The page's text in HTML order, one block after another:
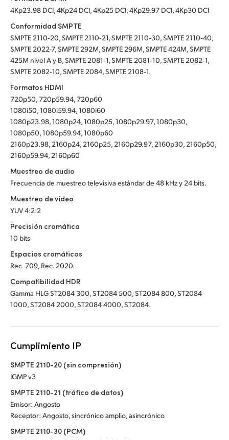
4Kp23.98 DCI, 4Kp24 DCI, 4Kp25 DCI, 4Kp29.97 DCI, 4Kp30 DCI
Conformidad SMPTE
SMPTE 2110‑20, SMPTE 2110‑21, SMPTE 2110‑30, SMPTE 2110‑40,
SMPTE 2022-7, SMPTE 292M, SMPTE 296M, SMPTE 424M, SMPTE
425M nivel A y B, SMPTE 2081‑1, SMPTE 2081‑10, SMPTE 2082‑1,
SMPTE 2082‑10, SMPTE 2084, SMPTE 2108‑1.
Formatos HDMI
720p50, 720p59.94, 720p60
1080i50, 1080i59.94, 1080i60
1080p23.98, 1080p24, 1080p25, 1080p29.97, 1080p30,
1080p50, 1080p59.94, 1080p60
2160p23.98, 2160p24, 2160p25, 2160p29.97, 2160p30, 2160p50,
2160p59.94, 2160p60
Muestreo de audio
Frecuencia de muestreo televisiva estándar de 48 kHz y 24 bits.
Muestreo de video
YUV 4:2:2
Precisión cromática
10 bits
Espacios cromáticos
Rec. 709, Rec. 2020.
Compatibilidad HDR
Gamma HLG ST2084 300, ST2084 500, ST2084 800, ST2084
1000, ST2084 2000, ST2084 4000, ST2084.
Cumplimiento IP
SMPTE 2110-20 (sin compresión)
IGMP v3
SMPTE 2110-21 (tráfico de datos)
Emisor: Angosto
Receptor: Angosto, sincrónico amplio, asincrónico
SMPTE 2110-30 (PCM)